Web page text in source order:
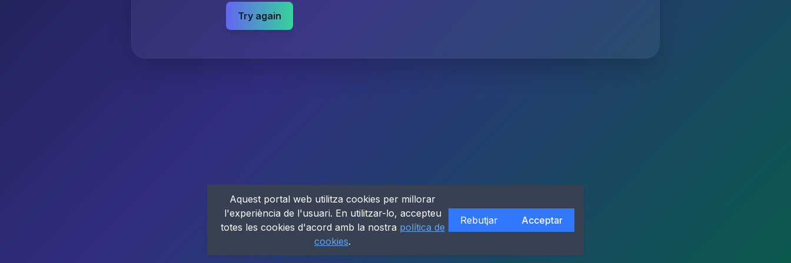
Try again
Aquest portal web utilitza cookies per millorar
l'experiència de l'usuari. En utilitzar-lo, accepteu
totes les cookies d'acord amb la nostra política de
cookies.
Rebutjar Acceptar